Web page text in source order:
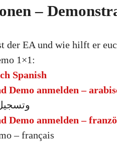
–
der EA und wie hilft er
1×1:
Spanish
Demo anmelden –
Demo anmelden –
– français